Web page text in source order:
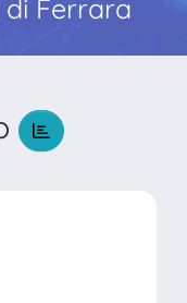
Ferrara